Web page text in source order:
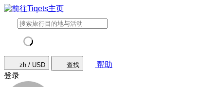
zh / USD 查找
帮助
登录